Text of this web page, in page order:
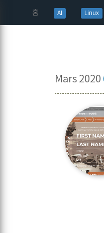
홈(current)
AI Linux
Mars 2020